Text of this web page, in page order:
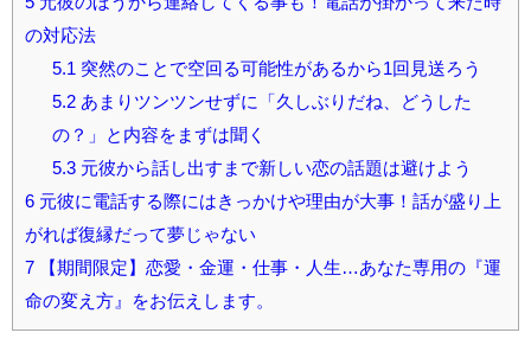
の対応法
5.1 突然のことで空回る可能性があるから1回見送ろう
5.2あまりツンツンせずに「久しぶりだね、どうした
の？」と内容をまずは聞く
5.3元彼から話し出すまで新しい恋の話題は避けよう
6 元彼に電話する際にはきっかけや理由が大事！話が盛り上
がれば復縁だって夢じゃない
7 【期間限定】恋愛・金運・仕事・人生…あなた専用の『運
命の変え方』をお伝えします。